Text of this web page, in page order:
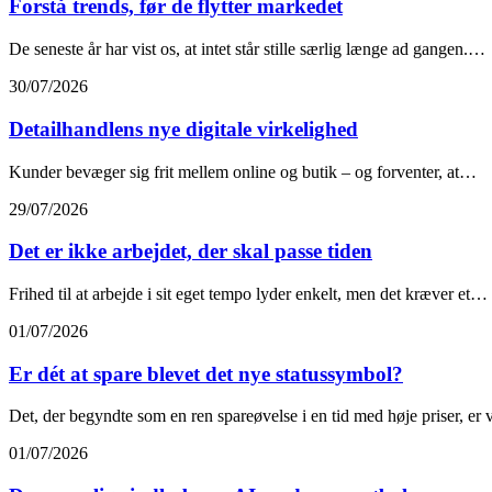
Forstå trends, før de flytter markedet
De seneste år har vist os, at intet står stille særlig længe ad gangen.…
30/07/2026
Detailhandlens nye digitale virkelighed
Kunder bevæger sig frit mellem online og butik – og forventer, at…
29/07/2026
Det er ikke arbejdet, der skal passe tiden
Frihed til at arbejde i sit eget tempo lyder enkelt, men det kræver et…
01/07/2026
Er dét at spare blevet det nye statussymbol?
Det, der begyndte som en ren spareøvelse i en tid med høje priser,
01/07/2026